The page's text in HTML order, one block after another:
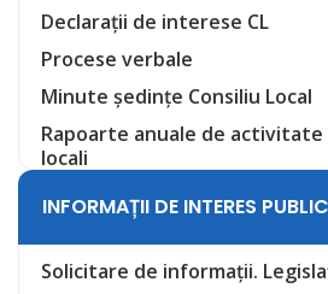
Declarații de interese CL
Procese verbale
Minute ședințe Consiliu Local
Rapoarte anuale de
locali
INFORMAȚII DE INTERES PUBLIC
Solicitare de informații.